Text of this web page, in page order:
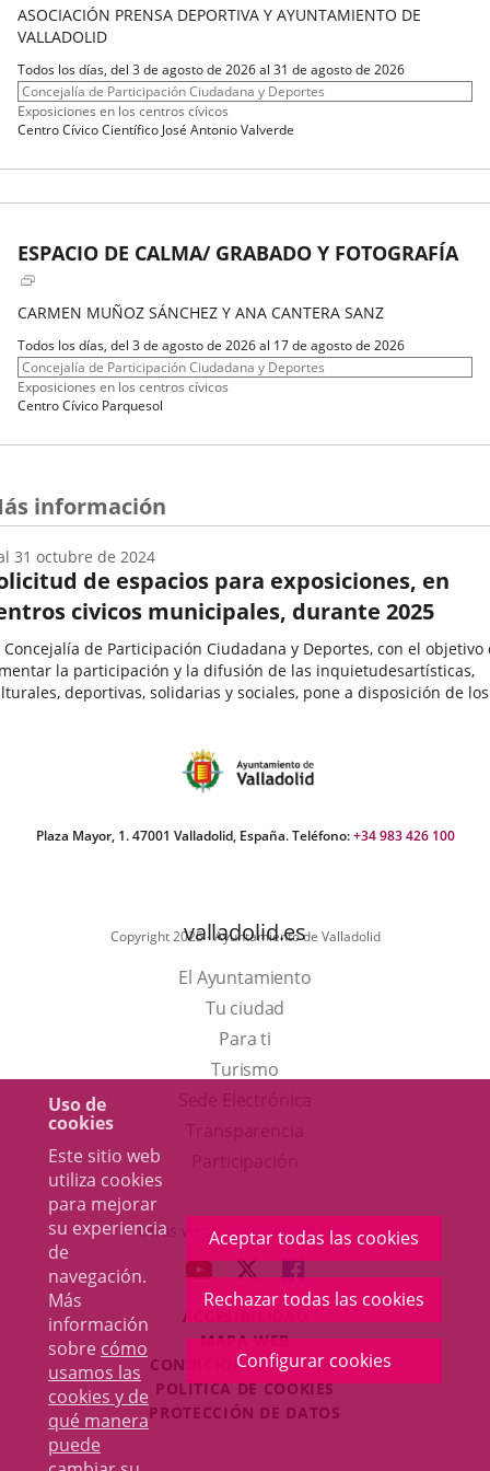
Uso de
cookies
Este sitio web
utiliza cookies
para mejorar
su experiencia
de
navegación.
Más
información
sobre cómo
usamos las
cookies y de
qué manera
puede
Aceptar todas las cookies
Rechazar todas las cookies
Configurar cookies
ASOCIACIÓN PRENSA DEPORTIVA Y AYUNTAMIENTO DE
VALLADOLID
Fechas
del
evento
Todos los días, del 3 de agosto de 2026 al 31 de agosto de 2026
Organizador
de
actividad
Concejalía de Participación Ciudadana y Deportes
Programa
Exposiciones en los centros cívicos
Espacio
Centro Cívico Científico José Antonio Valverde
ESPACIO DE CALMA/ GRABADO Y FOTOGRAFÍA
CARMEN MUÑOZ SÁNCHEZ Y ANA CANTERA SANZ
Fechas
del
evento
Todos los días, del 3 de agosto de 2026 al 17 de agosto de 2026
Organizador
de
actividad
Concejalía de Participación Ciudadana y Deportes
Programa
Exposiciones en los centros cívicos
Espacio
Centro Cívico Parquesol
información
de espacios para exposiciones, en
civicos municipales, durante 2025
Concejalía de Participación Ciudadana y Deportes, con el objetivo
la participación y la difusión de las inquietudesartísticas,
deportivas, solidarias y sociales, pone a disposición de los
31 octubre de 2024
Plaza Mayor, 1. 47001 Valladolid, España. Teléfono:+34 983 426 100
Copyright 2025 - Ayuntamiento de Valladolid
valladolid.es
El Ayuntamiento
Tu ciudad
Para ti
TurismoEste
una
ventana
nueva.
externa.
Otras webs del Ayuntamiento
ENLACE
A
UNA
APLICACIÓN
EXTERNA.
ENLACE
A
UNA
APLICACIÓN
EXTERNA.
ENLACE
A
UNA
APLICACIÓN
EXTERNA.
ACCESIBILIDAD
MAPA WEB
CONDICIONES LEGALES
POLÍTICA DE COOKIES
PROTECCIÓN DE DATOS